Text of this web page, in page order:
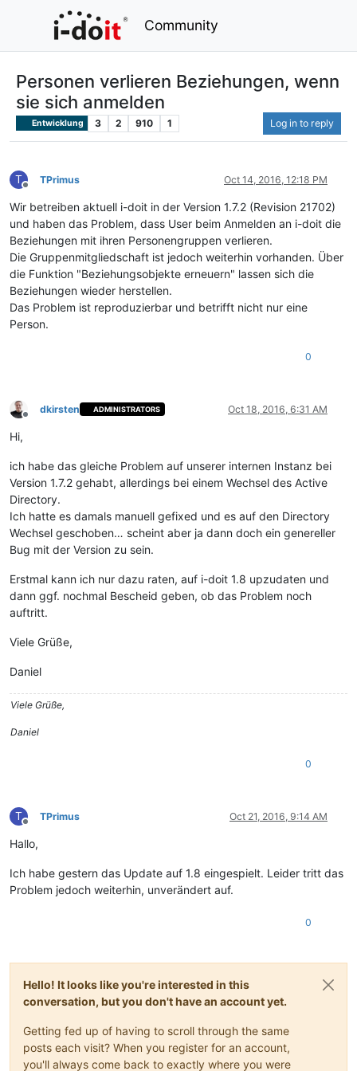
Community
Personen verlieren Beziehungen, wenn
sie sich anmelden
Entwicklung 3 2 910 1 Log in to reply
T
Offline
TPrimus Oct 14, 2016, 12:18 PM
Wir betreiben aktuell i-doit in der Version 1.7.2 (Revision 21702)
und haben das Problem, dass User beim Anmelden an i-doit die
Beziehungen mit ihren Personengruppen verlieren.
Die Gruppenmitgliedschaft ist jedoch weiterhin vorhanden. Über
die Funktion "Beziehungsobjekte erneuern" lassen sich die
Beziehungen wieder herstellen.
Das Problem ist reproduzierbar und betrifft nicht nur eine
Person.
0
Offline
dkirsten ADMINISTRATORS Oct 18, 2016, 6:31 AM
Hi,
ich habe das gleiche Problem auf unserer internen Instanz bei
Version 1.7.2 gehabt, allerdings bei einem Wechsel des Active
Directory.
Ich hatte es damals manuell gefixed und es auf den Directory
Wechsel geschoben… scheint aber ja dann doch ein genereller
Bug mit der Version zu sein.
Erstmal kann ich nur dazu raten, auf i-doit 1.8 upzudaten und
dann ggf. nochmal Bescheid geben, ob das Problem noch
auftritt.
Viele Grüße,
Daniel
Viele Grüße,
Daniel
0
T
Offline
TPrimus Oct 21, 2016, 9:14 AM
Hallo,
Ich habe gestern das Update auf 1.8 eingespielt. Leider tritt das
Problem jedoch weiterhin, unverändert auf.
0
Hello! It looks like you're interested in this
conversation, but you don't have an account yet.
Getting fed up of having to scroll through the same
posts each visit? When you register for an account,
you'll always come back to exactly where you were